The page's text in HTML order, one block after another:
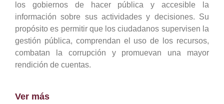
los gobiernos de hacer pública y accesible la
información sobre sus actividades y decisiones. Su
propósito es permitir que los ciudadanos supervisen la
gestión pública, comprendan el uso de los recursos,
combatan la corrupción y promuevan una mayor
rendición de cuentas.
Ver más